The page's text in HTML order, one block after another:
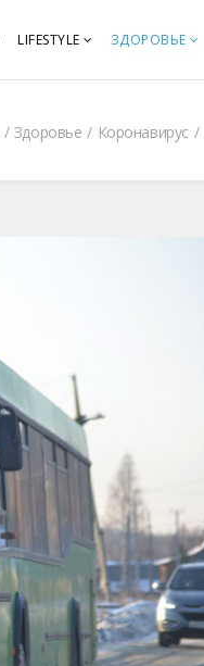
LIFESTYLE ЗДОРОВЬЕ
Здоровье Коронавирус